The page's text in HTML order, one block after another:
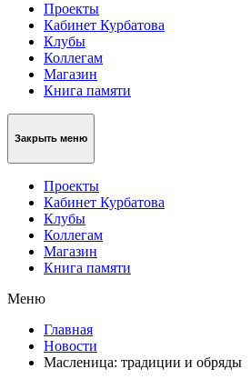
Проекты
Кабинет Курбатова
Клубы
Коллегам
Магазин
Книга памяти
Закрыть меню
Проекты
Кабинет Курбатова
Клубы
Коллегам
Магазин
Книга памяти
Меню
Главная
Новости
Масленица: традиции и обряды